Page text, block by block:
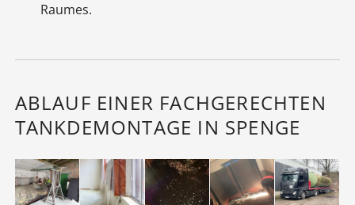
Raumes.
ABLAUF EINER FACHGERECHTEN
TANKDEMONTAGE IN SPENGE